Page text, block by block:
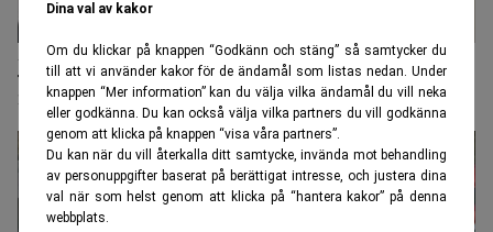
Dina val av kakor
Om du klickar på knappen “Godkänn och stäng” så samtycker du
till att vi använder kakor för de ändamål som listas nedan. Under
knappen “Mer information” kan du välja vilka ändamål du vill neka
eller godkänna. Du kan också välja vilka partners du vill godkänna
genom att klicka på knappen “visa våra partners”.
Du kan när du vill återkalla ditt samtycke, invända mot behandling
av personuppgifter baserat på berättigat intresse, och justera dina
val när som helst genom att klicka på “hantera kakor” på denna
webbplats.
JO sätter ner foten kring vandel: "Hotar
rättssäkerheten"